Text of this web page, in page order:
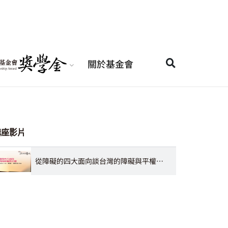
關於基金會
影片
從障礙的四大面向談台灣的障礙與平權 謝邦俊董事長、楊聖弘學務長、張捷秘書長